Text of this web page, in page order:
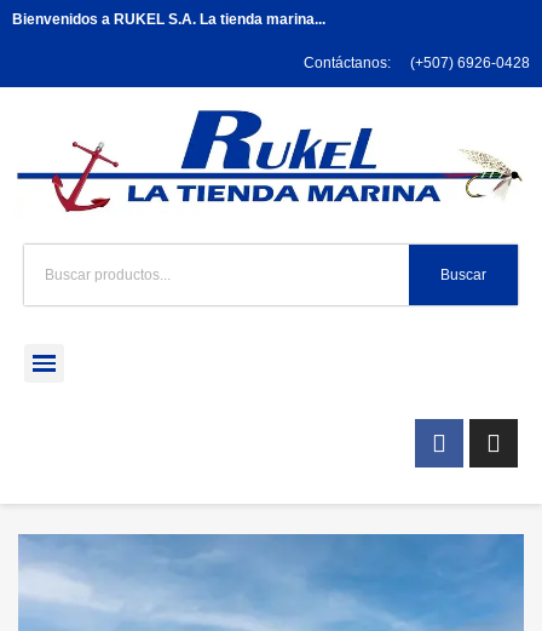
Bienvenidos a RUKEL S.A. La tienda marina...
Contáctanos: (+507) 6926-0428
Buscar